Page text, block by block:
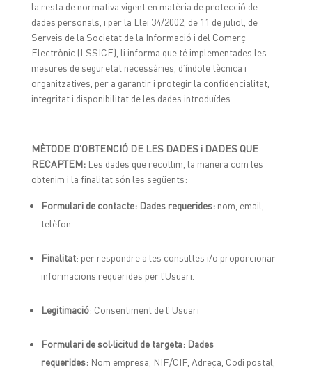
la resta de normativa vigent en matèria de protecció de
dades personals, i per la Llei 34/2002, de 11 de juliol, de
Serveis de la Societat de la Informació i del Comerç
Electrònic (LSSICE), li informa que té implementades les
mesures de seguretat necessàries, d’índole tècnica i
organitzatives, per a garantir i protegir la confidencialitat,
integritat i disponibilitat de les dades introduïdes.
MÈTODE D’OBTENCIÓ DE LES DADES i DADES QUE
RECAPTEM: Les dades que recollim, la manera com les
obtenim i la finalitat són les següents:
Formulari de contacte: Dades requerides: nom, email,
telèfon
Finalitat: per respondre a les consultes i/o proporcionar
informacions requerides per l’Usuari.
Legitimació: Consentiment de l’ Usuari
Formulari de sol·licitud de targeta: Dades
requerides: Nom empresa, NIF/CIF, Adreça, Codi postal,